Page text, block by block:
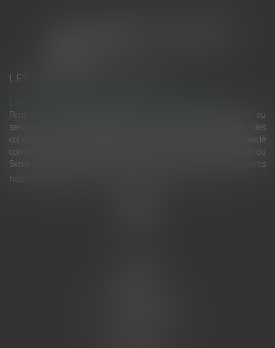
LES DERNIÈRES ACTUALITÉS
Le joug léger des monuments historiques
Pour une gestion patrimoniale des monuments historiques au
service du développement économique et touristique des
collectivités Le monument historique a longtemps été regardé
comme une charge. Le rapport que la commission de la culture du
Sénat a consacré, en juillet 2026, à la gestion des monuments
historiques invite à y voir aussi une ressour...